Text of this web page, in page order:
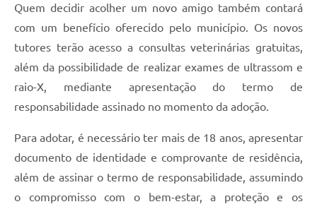
Quem decidir acolher um novo amigo também contará
com um benefício oferecido pelo município. Os novos
tutores terão acesso a consultas veterinárias gratuitas,
além da possibilidade de realizar exames de ultrassom e
raio-X, mediante apresentação do termo de
responsabilidade assinado no momento da adoção.
Para adotar, é necessário ter mais de 18 anos, apresentar
documento de identidade e comprovante de residência,
além de assinar o termo de responsabilidade, assumindo
o compromisso com o bem-estar, a proteção e os